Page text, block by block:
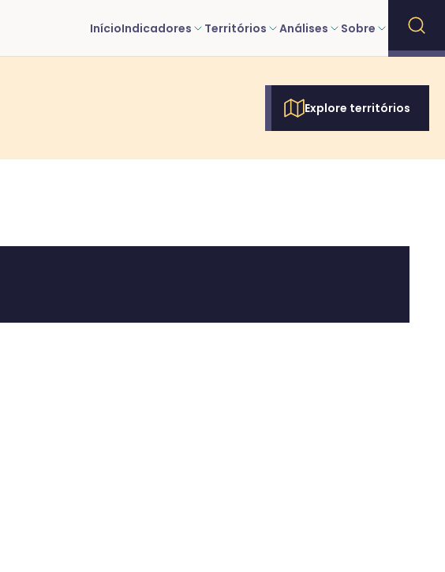
InícioIndicadores Territórios Análises Sobre
Explore territórios